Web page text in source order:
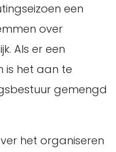
een
over
Als er een
is het aan te
gemengd
het organiseren